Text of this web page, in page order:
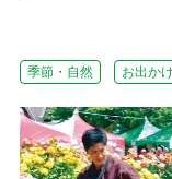
季節・自然 お出か